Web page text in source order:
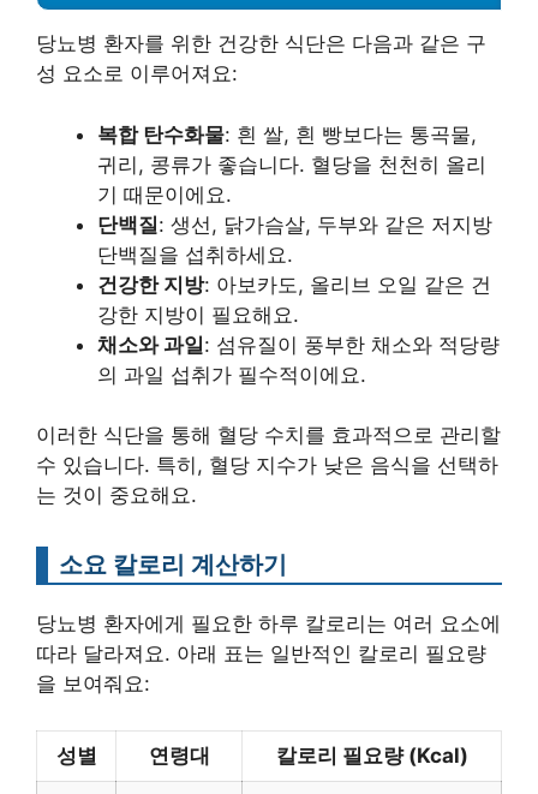
당뇨병 환자를 위한 건강한 식단은 다음과 같은 구
성 요소로 이루어져요:
복합 탄수화물: 흰 쌀, 흰 빵보다는 통곡물,
귀리, 콩류가 좋습니다. 혈당을 천천히 올리
기 때문이에요.
단백질: 생선, 닭가슴살, 두부와 같은 저지방
단백질을 섭취하세요.
건강한 지방: 아보카도, 올리브 오일 같은 건
강한 지방이 필요해요.
채소와 과일: 섬유질이 풍부한 채소와 적당량
의 과일 섭취가 필수적이에요.
이러한 식단을 통해 혈당 수치를 효과적으로 관리할
수 있습니다. 특히, 혈당 지수가 낮은 음식을 선택하
는 것이 중요해요.
소요 칼로리 계산하기
당뇨병 환자에게 필요한 하루 칼로리는 여러 요소에
따라 달라져요. 아래 표는 일반적인 칼로리 필요량
을 보여줘요:
성별 연령대 칼로리 필요량 (Kcal)